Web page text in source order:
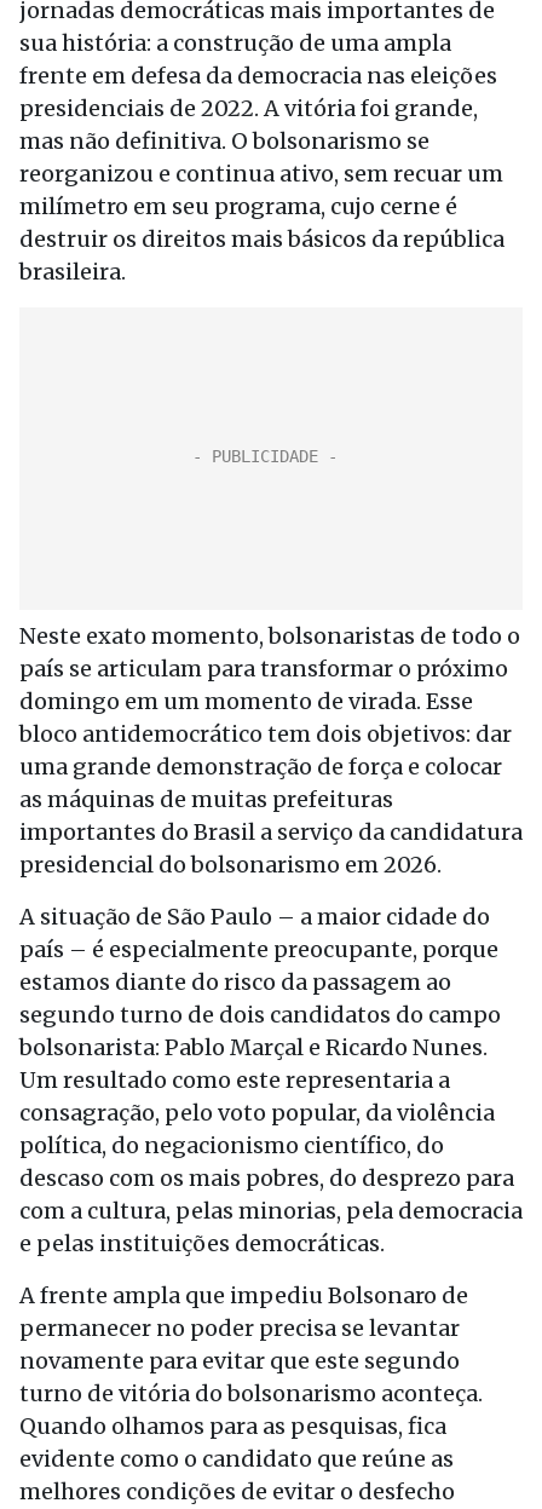
jornadas democráticas mais importantes de
sua história: a construção de uma ampla
frente em defesa da democracia nas eleições
presidenciais de 2022. A vitória foi grande,
mas não definitiva. O bolsonarismo se
reorganizou e continua ativo, sem recuar um
milímetro em seu programa, cujo cerne é
destruir os direitos mais básicos da república
brasileira.
Neste exato momento, bolsonaristas de todo o
país se articulam para transformar o próximo
domingo em um momento de virada. Esse
bloco antidemocrático tem dois objetivos: dar
uma grande demonstração de força e colocar
as máquinas de muitas prefeituras
importantes do Brasil a serviço da candidatura
presidencial do bolsonarismo em 2026.
A situação de São Paulo – a maior cidade do
país – é especialmente preocupante, porque
estamos diante do risco da passagem ao
segundo turno de dois candidatos do campo
bolsonarista: Pablo Marçal e Ricardo Nunes.
Um resultado como este representaria a
consagração, pelo voto popular, da violência
política, do negacionismo científico, do
descaso com os mais pobres, do desprezo para
com a cultura, pelas minorias, pela democracia
e pelas instituições democráticas.
A frente ampla que impediu Bolsonaro de
permanecer no poder precisa se levantar
novamente para evitar que este segundo
turno de vitória do bolsonarismo aconteça.
Quando olhamos para as pesquisas, fica
evidente como o candidato que reúne as
melhores condições de evitar o desfecho